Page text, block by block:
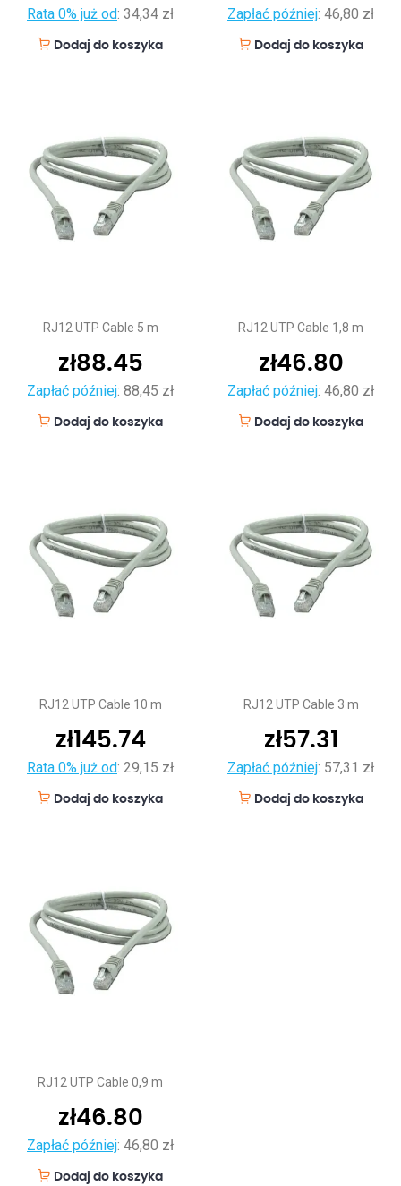
Rata 0% już od: 34,34 zł
Dodaj do koszyka
Zapłać później: 46,80 zł
Dodaj do koszyka
RJ12 UTP Cable 5 m
zł88.45
Zapłać później: 88,45 zł
Dodaj do koszyka
RJ12 UTP Cable 1,8 m
zł46.80
Zapłać później: 46,80 zł
Dodaj do koszyka
RJ12 UTP Cable 10 m
zł145.74
Rata 0% już od: 29,15 zł
Dodaj do koszyka
RJ12 UTP Cable 3 m
zł57.31
Zapłać później: 57,31 zł
Dodaj do koszyka
RJ12 UTP Cable 0,9 m
zł46.80
Zapłać później: 46,80 zł
Dodaj do koszyka